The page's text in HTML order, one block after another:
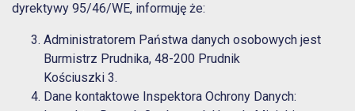
dyrektywy 95/46/WE, informuję że:
Administratorem Państwa danych osobowych jest
Burmistrz Prudnika, 48-200 Prudnik
Kościuszki 3.
Dane kontaktowe Inspektora Ochrony Danych: